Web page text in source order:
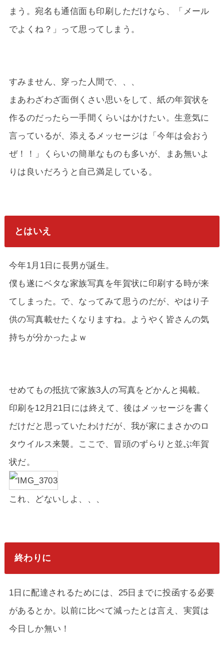
まう。宛名も通信面も印刷しただけなら、「メール
でよくね？」って思ってしまう。
すみません、穿った人間で、、、
まあわざわざ面倒くさい思いをして、紙の年賀状を
作るのだったら一手間くらいはかけたい。生意気に
言っているが、添えるメッセージは「今年は会おう
ぜ！！」くらいの簡単なものも多いが、まあ無いよ
りは良いだろうと自己満足している。
とはいえ
今年1月1日に長男が誕生。
僕も遂にベタな家族写真を年賀状に印刷する時が来
てしまった。で、なってみて思うのだが、やはり子
供の写真載せたくなりますね。ようやく皆さんの気
持ちが分かったよｗ
せめてもの抵抗で家族3人の写真をどかんと掲載。
印刷を12月21日には終えて、後はメッセージを書く
だけだと思っていたわけだが、我が家にまさかのロ
タウイルス来襲。ここで、冒頭のずらりと並ぶ年賀
状だ。
これ、どないしよ、、、
終わりに
1日に配達されるためには、25日までに投函する必要
があるとか。以前に比べて減ったとは言え、実質は
今日しか無い！